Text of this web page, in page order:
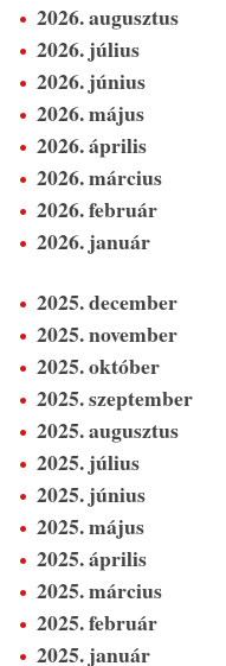
2026. augusztus
2026. július
2026. június
2026. május
2026. április
2026. március
2026. február
2026. január
2025. december
2025. november
2025. október
2025. szeptember
2025. augusztus
2025. július
2025. június
2025. május
2025. április
2025. március
2025. február
2025. január